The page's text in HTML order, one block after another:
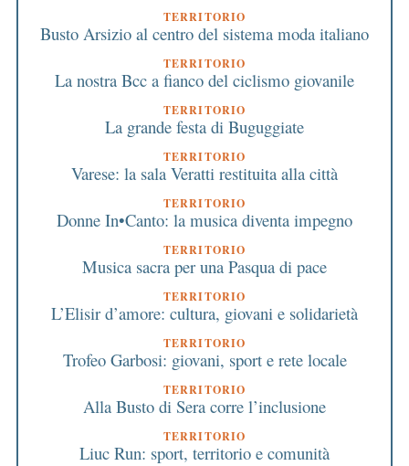
TERRITORIO
Busto Arsizio al centro del sistema moda italiano
TERRITORIO
La nostra Bcc a fianco del ciclismo giovanile
TERRITORIO
La grande festa di Buguggiate
TERRITORIO
Varese: la sala Veratti restituita alla città
TERRITORIO
Donne In•Canto: la musica diventa impegno
TERRITORIO
Musica sacra per una Pasqua di pace
TERRITORIO
L’Elisir d’amore: cultura, giovani e solidarietà
TERRITORIO
Trofeo Garbosi: giovani, sport e rete locale
TERRITORIO
Alla Busto di Sera corre l’inclusione
TERRITORIO
Liuc Run: sport, territorio e comunità